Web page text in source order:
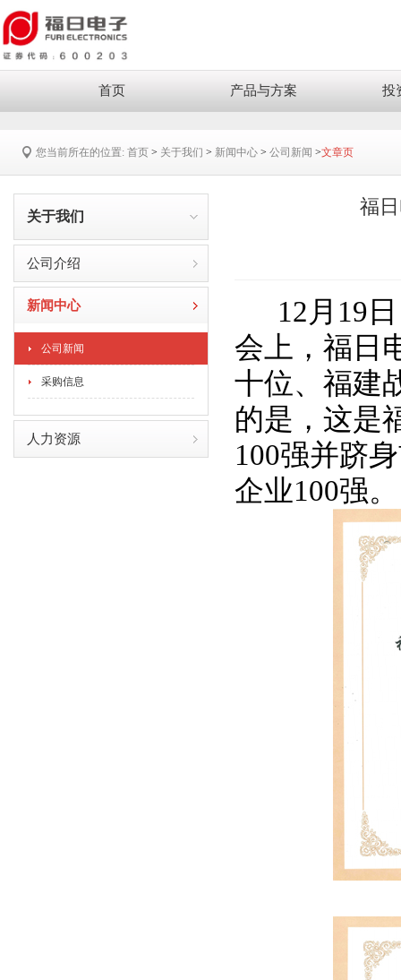
首页 产品与方案 投
您当前所在的位置: 首页 > 关于我们 > 新闻中心 > 公司新闻 >文章页
关于我们
公司介绍
新闻中心
公司新闻
采购信息
人力资源
福
12月19日
会上，福日
十位、福建
的是，这是
100强并跻
企业100强。